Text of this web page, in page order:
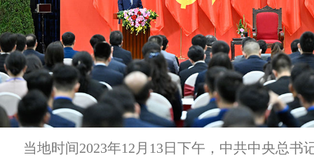
当地时间2023年12月13日下午，中共中央总书